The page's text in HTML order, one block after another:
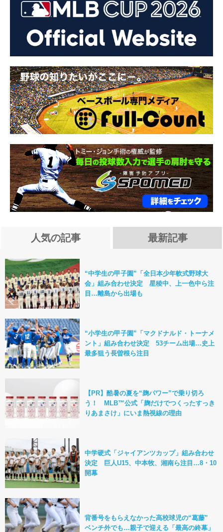
人気の記事 最新記事
“中学生の甲子園”「全日本少年軟式野球大
会」組み合わせ決定 星稜中、上一色中ら注
目…離島から出場も
“小学生の甲子園”「マクドナルド・トーナメ
ント」組み合わせ決定 53チーム出場…史上
最多狙う長曽根ら注目
【PR】酷暑の夏を“麹パワー”で乗り切ろ
う！ MLB™公式「麹だけでつくったすっき
りあまさけ」にいま熱視線の理由
中学硬式「ジャイアンツカップ」組み合わせ
決定 巨人U15、中本牧、湘南ら注目…8・10
開幕
背番号をもらえなかった高校球児の“葛藤”
ベンチ外でも…親子で迎える「最高の終幕」